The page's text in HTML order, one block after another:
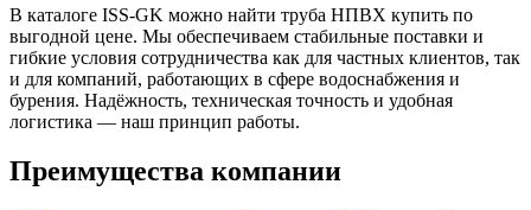
В каталоге ISS‐GK можно найти труба НПВХ купить по
выгодной цене. Мы обеспечиваем стабильные поставки и
гибкие условия сотрудничества как для частных клиентов, так
и для компаний, работающих в сфере водоснабжения и
бурения. Надёжность, техническая точность и удобная
логистика — наш принцип работы.
Преимущества компании